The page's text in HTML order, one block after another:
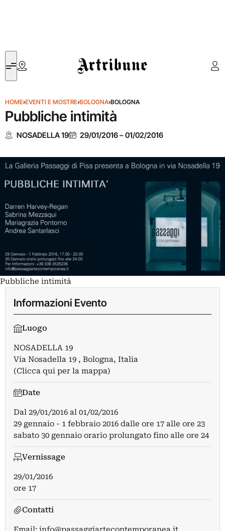
Artribune
HOME›EVENTI E MOSTRE›BOLOGNA›BOLOGNA
Pubbliche intimità
NOSADELLA 19 29/01/2016–01/02/2016
Pubbliche intimità
Informazioni Evento
Luogo
NOSADELLA 19
Via Nosadella 19 , Bologna, Italia
(Clicca qui per la mappa)
Date
Dal 29/01/2016 al 01/02/2016
29 gennaio - 1 febbraio 2016 dalle ore 17 alle ore 23
sabato 30 gennaio orario prolungato fino alle ore 24
Vernissage
29/01/2016
ore 17
Contatti